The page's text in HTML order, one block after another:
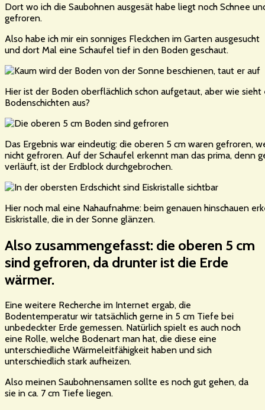
Dort wo ich die Saubohnen ausgesät habe liegt noch Schnee
gefroren.
Also habe ich mir ein sonniges Fleckchen im Garten ausgesucht
und dort Mal eine Schaufel tief in den Boden geschaut.
Hier ist der Boden oberflächlich schon aufgetaut, aber wie
Bodenschichten aus?
Das Ergebnis war eindeutig: die oberen 5 cm waren gefroren,
nicht gefroren. Auf der Schaufel erkennt man das prima, denn
verläuft, ist der Erdblock durchgebrochen.
Hier noch mal eine Nahaufnahme: beim genauen hinschauen
Eiskristalle, die in der Sonne glänzen.
Also zusammengefasst: die oberen 5 cm
sind gefroren, da drunter ist die Erde
wärmer.
Eine weitere Recherche im Internet ergab, die
Bodentemperatur wir tatsächlich gerne in 5 cm Tiefe bei
unbedeckter Erde gemessen. Natürlich spielt es auch noch
eine Rolle, welche Bodenart man hat, die diese eine
unterschiedliche Wärmeleitfähigkeit haben und sich
unterschiedlich stark aufheizen.
Also meinen Saubohnensamen sollte es noch gut gehen, da
sie in ca. 7 cm Tiefe liegen.